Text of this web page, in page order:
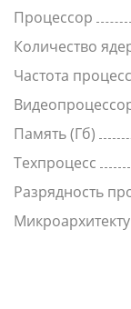
Процессор
Количество
Частота
Память (Гб)
Техпроцесс
Разрядность